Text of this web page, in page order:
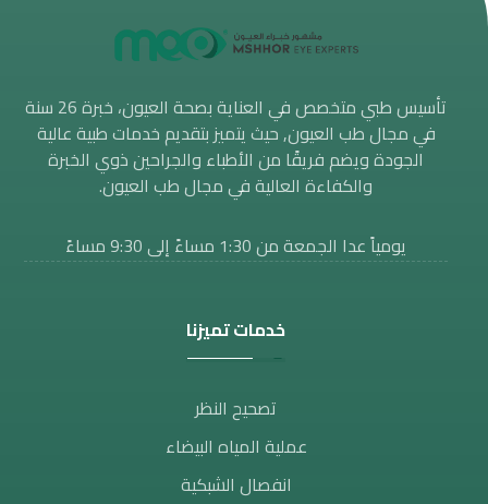
تأسيس طبي متخصص في العناية بصحة العيون، خبرة 26 سنة
في مجال طب العيون, حيث يتميز بتقديم خدمات طبية عالية
الجودة ويضم فريقًا من الأطباء والجراحين ذوي الخبرة
والكفاءة العالية في مجال طب العيون.
يومياً عدا الجمعة من 1:30 مساءََ إلى 9:30 مساءً
خدمات تميزنا
تصحيح النظر​
عملية المياه البيضاء
انفصال الشبكية